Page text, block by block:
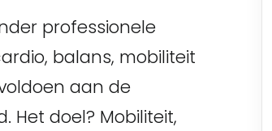
professionele
balans, mobiliteit
aan de
Het doel? Mobiliteit,